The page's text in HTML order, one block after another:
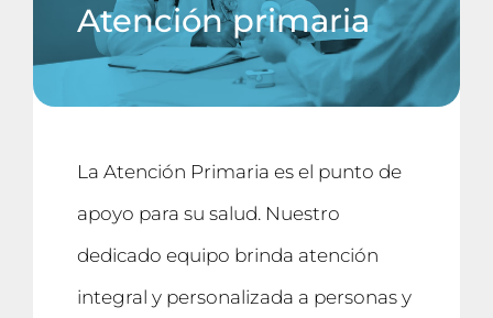
Atención primaria
La Atención Primaria es el punto de
apoyo para su salud. Nuestro
dedicado equipo brinda atención
integral y personalizada a personas y